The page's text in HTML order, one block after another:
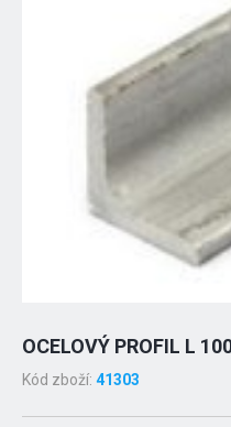
OCELOVÝ PROFIL L
Kód zboží: 41303